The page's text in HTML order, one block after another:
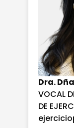
Dra.
VOCAL
DE